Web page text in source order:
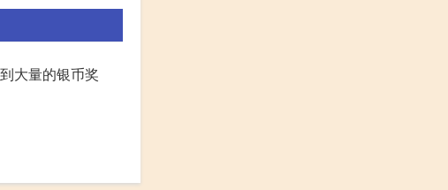
大量的银币奖